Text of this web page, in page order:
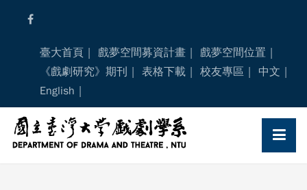
臺大首頁 戲夢空間募資計畫
戲夢空間位置
《戲劇研究》期刊
表格下載 校友專區
中文
English